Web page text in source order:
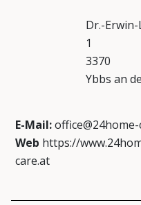
Dr.-
1
3370
Ybbs an
E-Mail:
Web https://
care.at